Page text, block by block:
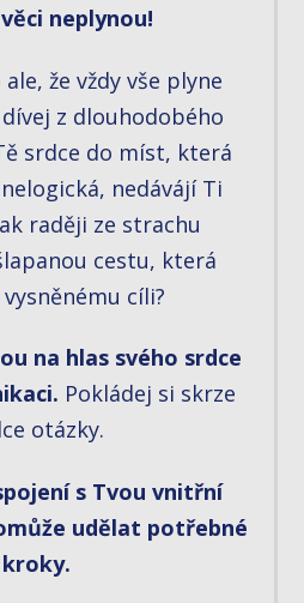
neplynou!
že vždy vše plyne
dívej z dlouhodobého
srdce do míst, která
nedávájí Ti
raději ze strachu
cestu, která
cíli?
na hlas svého srdce
Pokládej si skrze
otázky.
s Tvou vnitřní
udělat potřebné
kroky.